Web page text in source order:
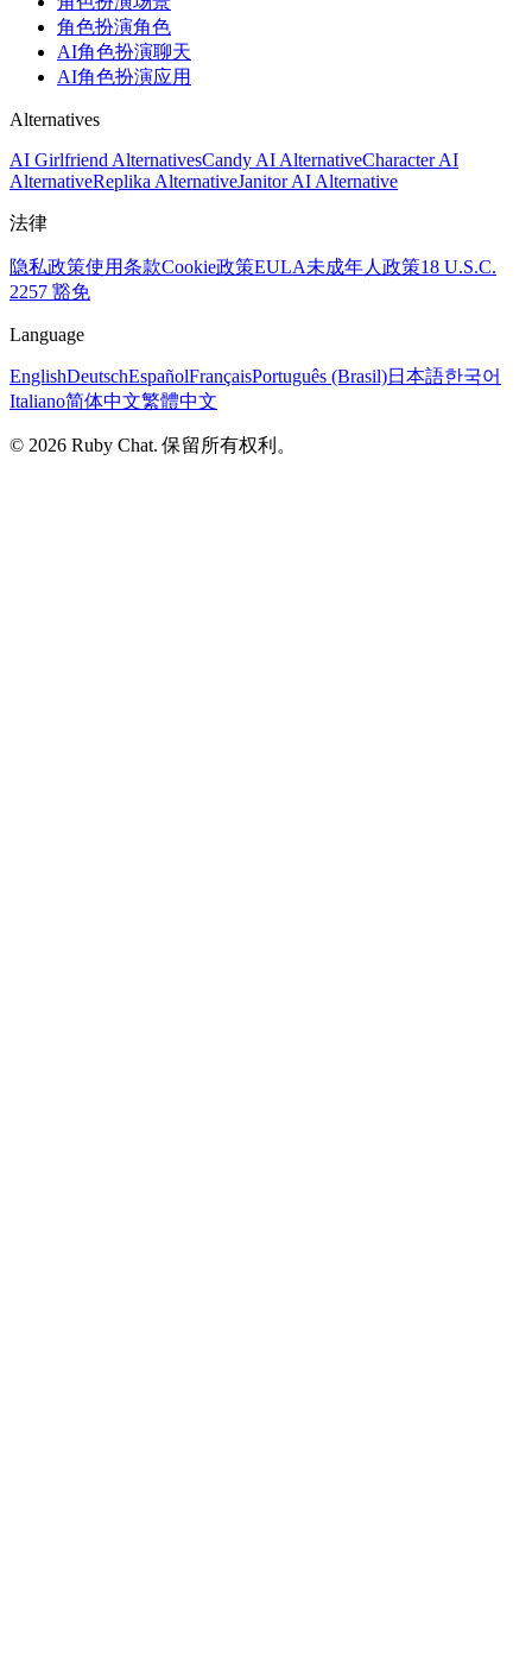
角色扮演角色
AI角色扮演聊天
AI角色扮演应用
Alternatives
AI Girlfriend AlternativesCandy AI AlternativeCharacter AI
AlternativeReplika AlternativeJanitor AI Alternative
法律
隐私政策使用条款Cookie政策EULA未成年人政策18 U.S.C.
2257 豁免
Language
EnglishDeutschEspañolFrançaisPortuguês (Brasil)日本語한국어
Italiano简体中文繁體中文
© 2026 Ruby Chat. 保留所有权利。